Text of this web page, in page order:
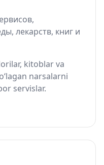
лекарств, книг и
kitoblar va
narsalarni
servislar.